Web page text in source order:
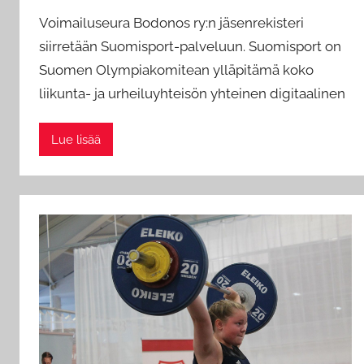
a
d
m
i
Voimailuseura Bodonos ry:n jäsenrekisteri
siirretään Suomisport-palveluun. Suomisport on
Suomen Olympiakomitean ylläpitämä koko
liikunta- ja urheiluyhteisön yhteinen digitaalinen
Lue lisää